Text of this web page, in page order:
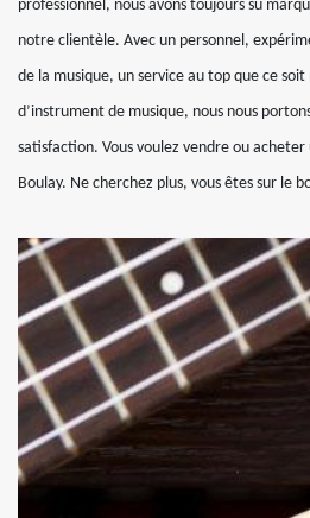
professionnel, nous avons toujours su
notre clientèle. Avec un personnel,
de la musique, un service au top que ce
d’instrument de musique, nous nous
satisfaction. Vous voulez vendre ou
Boulay. Ne cherchez plus, vous êtes sur le